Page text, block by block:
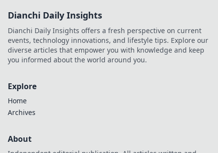
Dianchi Daily Insights
Dianchi Daily Insights offers a fresh perspective on current
events, technology innovations, and lifestyle tips. Explore our
diverse articles that empower you with knowledge and keep
you informed about the world around you.
Explore
Home
Archives
About